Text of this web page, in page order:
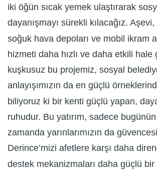
iki öğün sıcak yemek ulaştırarak
dayanışmayı sürekli kılacağız.
soğuk hava depoları ve mobil ikram
hizmeti daha hızlı ve daha etkili
kuşkusuz bu projemiz, sosyal
anlayışımızın da en güçlü
biliyoruz ki bir kenti güçlü yapan,
ruhudur. Bu yatırım, sadece
zamanda yarınlarımızın da
Derince’mizi afetlere karşı daha
destek mekanizmaları daha güçlü